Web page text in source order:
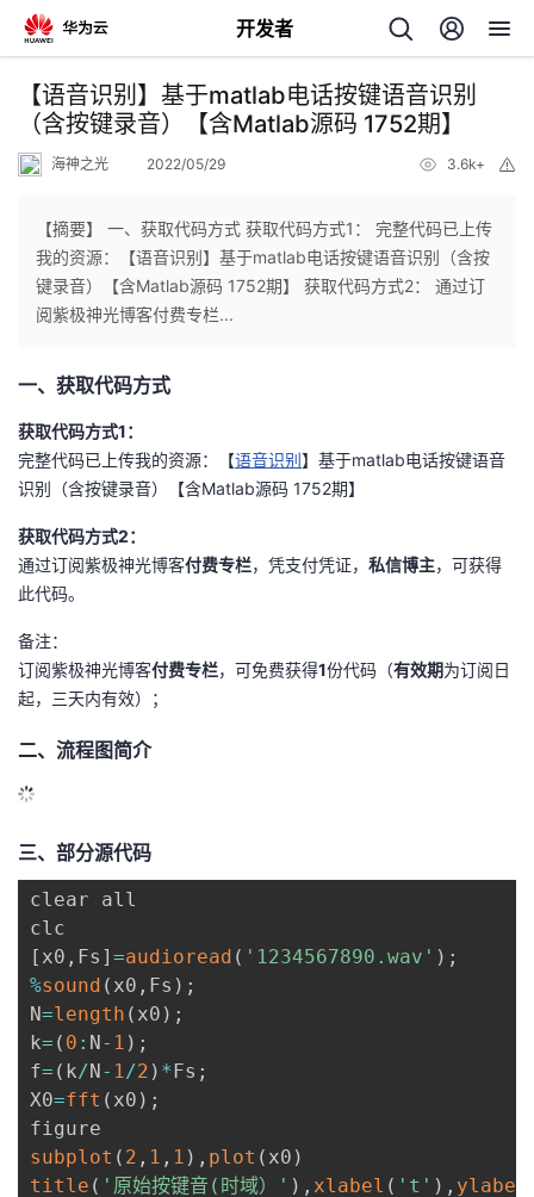
开发者
返
回
个
主
页
的
开
者
我
的
博
我
的
坛
我
圈
子
的
直
播
我
的
活
动
我
的
关
注
我
的
发
者
学
堂
的
课
程
我
的
认
证
我
的
实
验
我
的
收
藏
我
Programs
的
支
持
我
技
持
的
建
议
【语音识别】基于matlab电话按键语音识别
（含按键录音）【含Matlab源码 1752期】
海神之光 2022/05/29 3.6k+
【摘要】 一、获取代码方式 获取代码方式1： 完整代码已上传
我的资源：【语音识别】基于matlab电话按键语音识别（含按
键录音）【含Matlab源码 1752期】 获取代码方式2： 通过订
阅紫极神光博客付费专栏...
一、获取代码方式
获取代码方式1：
完整代码已上传我的资源：【语音识别】基于matlab电话按键语音
识别（含按键录音）【含Matlab源码 1752期】
获取代码方式2：
通过订阅紫极神光博客付费专栏，凭支付凭证， 私信博主，可获得
此代码。
备注：
订阅紫极神光博客付费专栏，可免费获得1份代码（有效期为订阅日
起，三天内有效）；
二、流程图简介
三、部分源代码
clear all
[ x0 , Fs ] =audioread ( '1234567890.wav' ) ;
%sound ( x0 , Fs ) ;
N=length ( x0 ) ;
k= ( 0 : N- 1 ) ;
f= ( k/N- 1/2 ) *Fs ;
X0=fft ( x0 ) ;
subplot ( 2 , 1 , 1 ) , plot ( x0 )
title ( '原始按键音(时域）' ) , xlabel ( 't' ) , ylabel